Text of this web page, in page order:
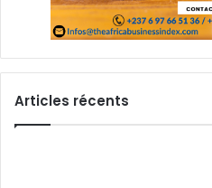
Articles récents